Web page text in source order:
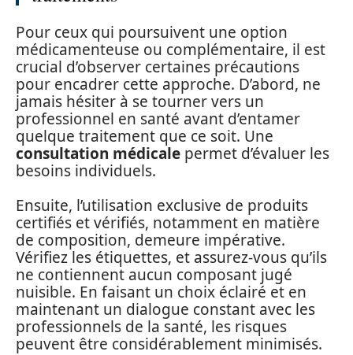
Pour ceux qui poursuivent une option
médicamenteuse ou complémentaire, il est
crucial d’observer certaines précautions
pour encadrer cette approche. D’abord, ne
jamais hésiter à se tourner vers un
professionnel en santé avant d’entamer
quelque traitement que ce soit. Une
consultation médicale permet d’évaluer les
besoins individuels.
Ensuite, l’utilisation exclusive de produits
certifiés et vérifiés, notamment en matière
de composition, demeure impérative.
Vérifiez les étiquettes, et assurez-vous qu’ils
ne contiennent aucun composant jugé
nuisible. En faisant un choix éclairé et en
maintenant un dialogue constant avec les
professionnels de la santé, les risques
peuvent être considérablement minimisés.